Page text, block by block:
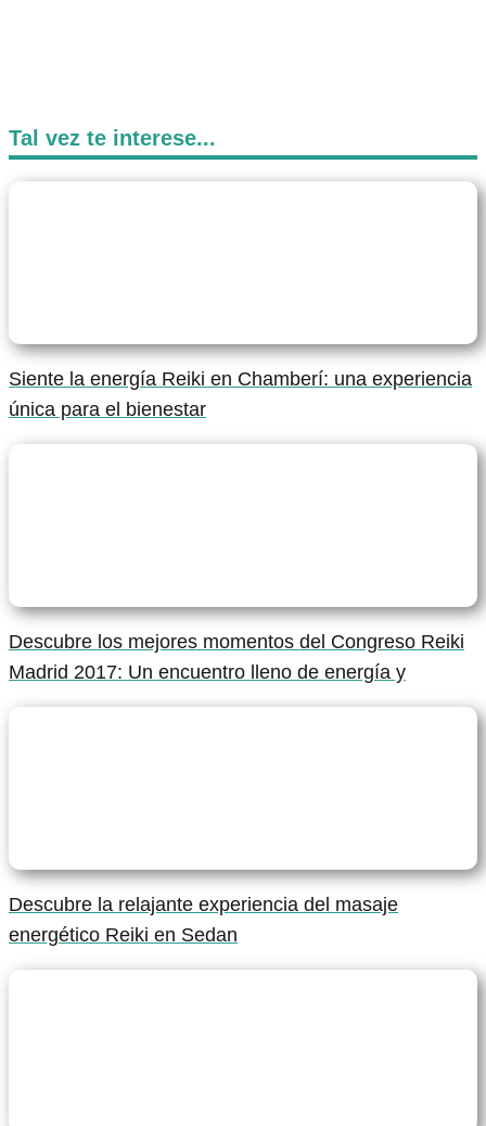
Tal vez te interese...
Siente la energía Reiki en Chamberí: una experiencia
única para el bienestar
Descubre los mejores momentos del Congreso Reiki
Madrid 2017: Un encuentro lleno de energía y
Descubre la relajante experiencia del masaje
energético Reiki en Sedan